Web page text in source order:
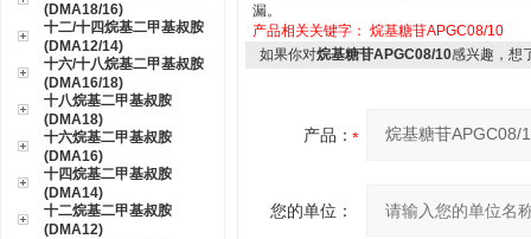
(DMA18/16)
十二/十四烷基二甲基叔胺
(DMA12/14)
十六/十八烷基二甲基叔胺
(DMA16/18)
十八烷基二甲基叔胺
(DMA18)
十六烷基二甲基叔胺
(DMA16)
十四烷基二甲基叔胺
(DMA14)
十二烷基二甲基叔胺
(DMA12)
漏。
产品相关关键字： 烷基糖苷APGC08/10
如果你对烷基糖苷APGC08/10感兴趣，想
产品：
您的单位：